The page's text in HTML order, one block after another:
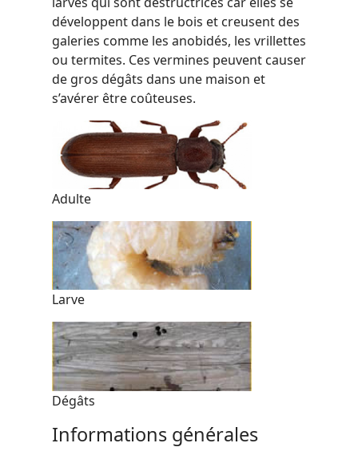
développent dans le bois et creusent des
galeries comme les anobidés, les vrillettes
ou termites. Ces vermines peuvent causer
de gros dégâts dans une maison et
s’avérer être coûteuses.
Adulte
Larve
Dégâts
Informations générales